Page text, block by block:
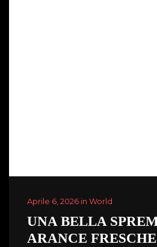
Aprile 6, 2026 in World
UNA BELLA
ARANCE